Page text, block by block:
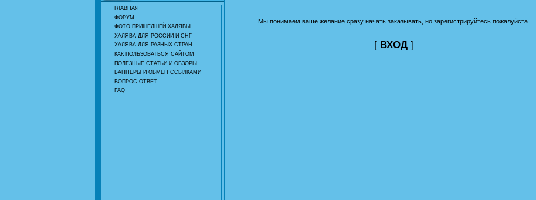
ГЛАВНАЯ
ФОРУМ
ФОТО ПРИШЕДШЕЙ ХАЛЯВЫ
ХАЛЯВА ДЛЯ РОССИИ И СНГ
ХАЛЯВА ДЛЯ РАЗНЫХ СТРАН
КАК ПОЛЬЗОВАТЬСЯ САЙТОМ
ПОЛЕЗНЫЕ СТАТЬИ И ОБЗОРЫ
БАННЕРЫ И ОБМЕН ССЫЛКАМИ
ВОПРОС-ОТВЕТ
FAQ
Мы понимаем ваше желание сразу начать заказывать, но зарегистрируйтесь пожалуйста.
[ ВХОД ]